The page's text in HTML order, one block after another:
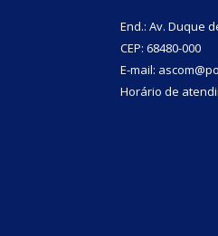
End.: Av. Duque
CEP: 68480-000
E-mail:
Horário de